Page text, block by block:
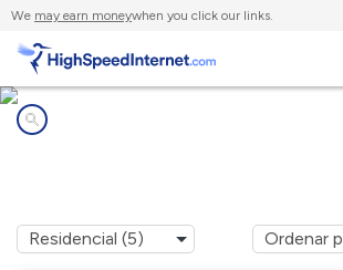
We may earn moneywhen you click our links.